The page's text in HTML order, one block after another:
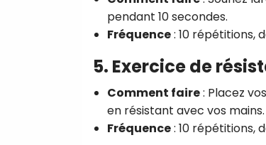
pendant 10 secondes.
Fréquence: 10 répétitions,
5. Exercice de
Comment faire: Placez
en résistant avec vos
Fréquence: 10 répétitions,